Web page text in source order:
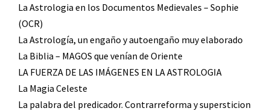
La Astrologia en los Documentos Medievales – Sophie
(OCR)
La Astrología, un engaño y autoengaño muy elaborado
La Biblia – MAGOS que venían de Oriente
LA FUERZA DE LAS IMÁGENES EN LA ASTROLOGIA
La Magia Celeste
La palabra del predicador. Contrarreforma y supersticion